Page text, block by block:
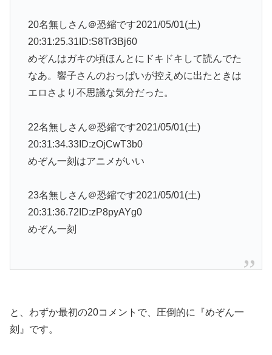
20名無しさん＠恐縮です2021/05/01(土)
20:31:25.31ID:S8Tr3Bj60
めぞんはガキの頃ほんとにドキドキして読んでた
なあ。響子さんのおっぱいが控えめに出たときは
エロさより不思議な気分だった。
22名無しさん＠恐縮です2021/05/01(土)
20:31:34.33ID:zOjCwT3b0
めぞん一刻はアニメがいい
23名無しさん＠恐縮です2021/05/01(土)
20:31:36.72ID:zP8pyAYg0
めぞん一刻
と、わずか最初の20コメントで、圧倒的に『めぞん一
刻』です。